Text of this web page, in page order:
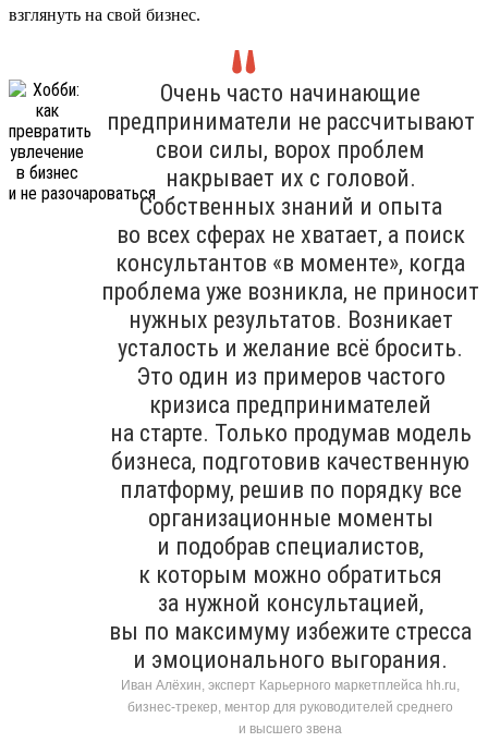
взглянуть на свой бизнес.
Очень часто начинающие
предприниматели не рассчитывают
свои силы, ворох проблем
накрывает их с головой.
Собственных знаний и опыта
во всех сферах не хватает, а поиск
консультантов «в моменте», когда
проблема уже возникла, не приносит
нужных результатов. Возникает
усталость и желание всё бросить.
Это один из примеров частого
кризиса предпринимателей
на старте. Только продумав модель
бизнеса, подготовив качественную
платформу, решив по порядку все
организационные моменты
и подобрав специалистов,
к которым можно обратиться
за нужной консультацией,
вы по максимуму избежите стресса
и эмоционального выгорания.
Иван Алёхин, эксперт Карьерного маркетплейса hh.ru,
бизнес-трекер, ментор для руководителей среднего
и высшего звена